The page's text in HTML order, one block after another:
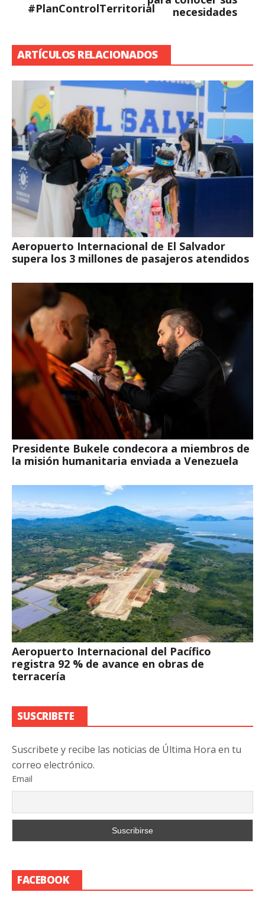
#PlanControlTerritorial
necesidades
ARTÍCULOS RELACIONADOS
Aeropuerto Internacional de El Salvador
supera los 3 millones de pasajeros atendidos
Presidente Bukele condecora a miembros de
la misión humanitaria enviada a Venezuela
Aeropuerto Internacional del Pacífico
registra 92 % de avance en obras de
terracería
SUSCRIBETE
Suscribete y recibe las noticias de Última Hora en tu
correo electrónico.
Email
FACEBOOK